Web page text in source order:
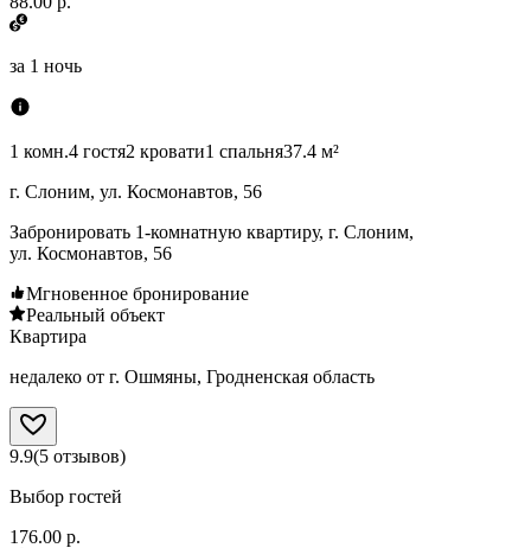
за 1 ночь
1 комн.4 гостя2 кровати1 спальня37.4 м²
г. Слоним, ул. Космонавтов, 56
Забронировать 1-комнатную квартиру, г. Слоним,
ул. Космонавтов, 56
Мгновенное бронирование
Реальный объект
Квартира
недалеко от г. Ошмяны, Гродненская область
9.9(5 отзывов)
Выбор гостей
176.00 р.